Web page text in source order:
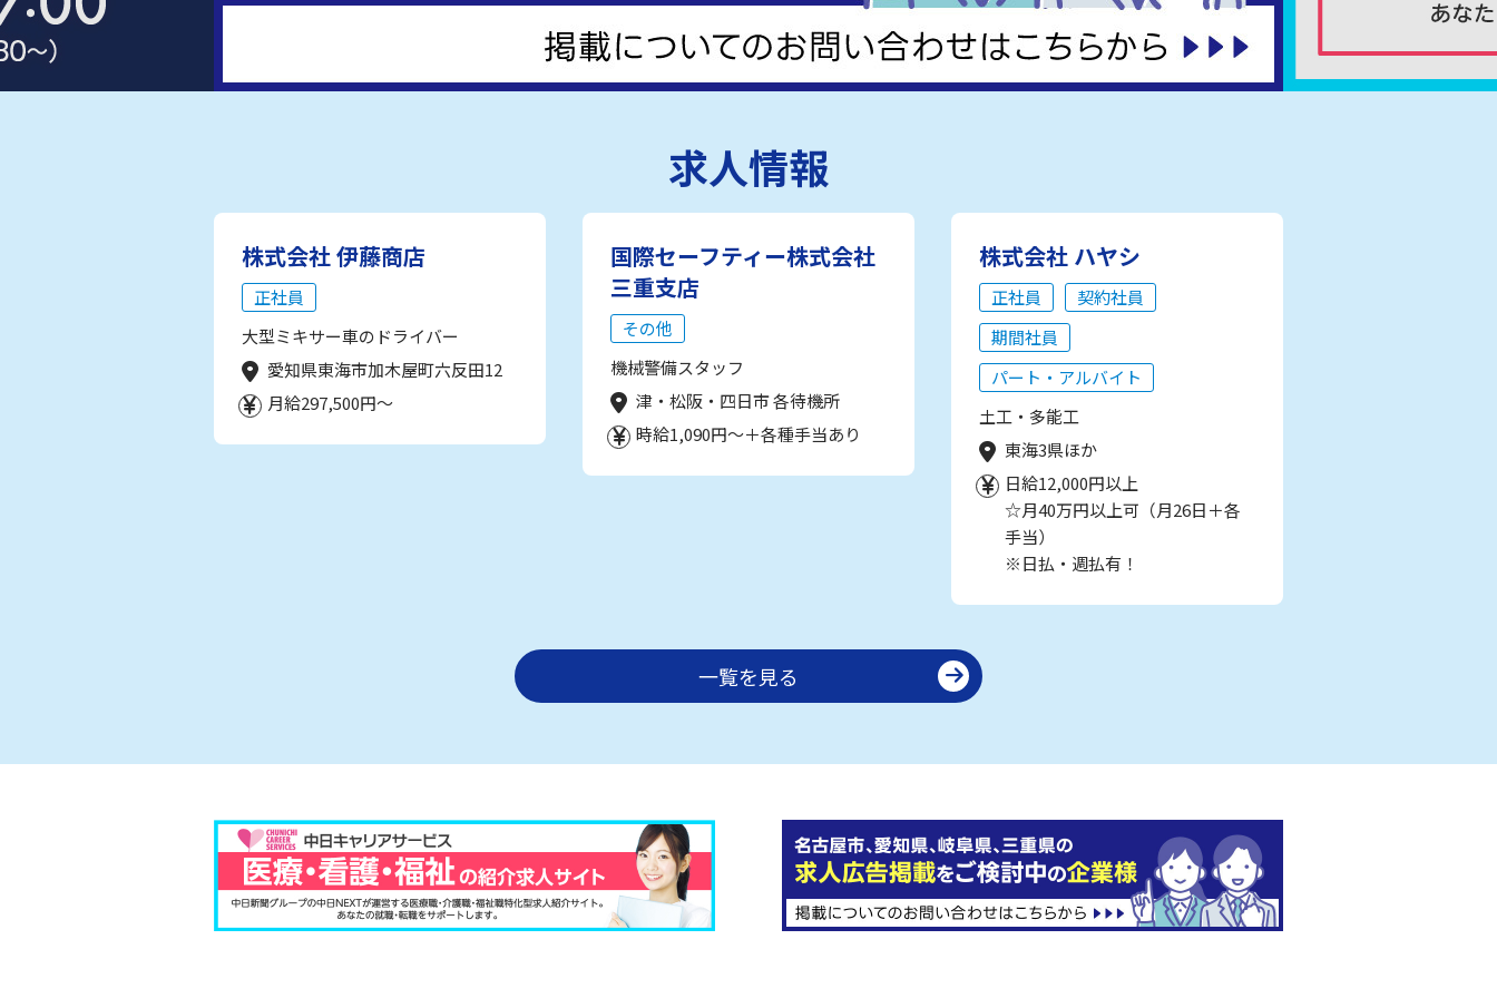
求人情報
株式会社 伊藤商店
正社員
大型ミキサー車のドライバー
愛知県東海市加木屋町六反田12
月給297,500円～
国際セーフティー株式会社
三重支店
その他
機械警備スタッフ
津・松阪・四日市 各待機所
時給1,090円～＋各種手当あり
株式会社 ハヤシ
正社員
契約社員
期間社員
パート・アルバイト
土工・多能工
東海3県ほか
日給12,000円以上
☆月40万円以上可（月26日＋各
手当）
※日払・週払有！
一覧を見る